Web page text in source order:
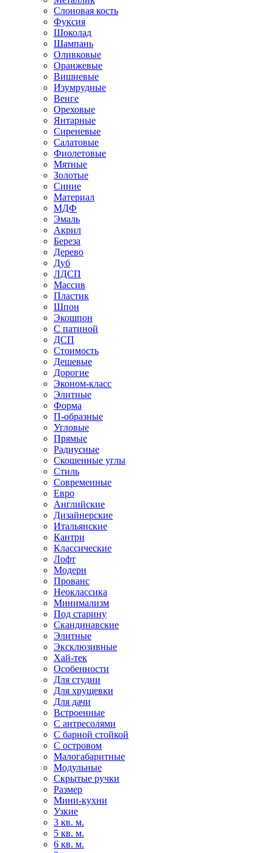
Слоновая кость
Фуксия
Шоколад
Шампань
Оливковые
Оранжевые
Вишневые
Изумрудные
Венге
Ореховые
Янтарные
Сиреневые
Салатовые
Фиолетовые
Мятные
Золотые
Синие
Материал
МДФ
Эмаль
Акрил
Береза
Дерево
Дуб
ЛДСП
Массив
Пластик
Шпон
Экошпон
С патиной
ДСП
Стоимость
Дешевые
Дорогие
Эконом-класс
Элитные
Форма
П-образные
Угловые
Прямые
Радиусные
Скошенные углы
Стиль
Современные
Евро
Английские
Дизайнерские
Итальянские
Кантри
Классические
Лофт
Модерн
Прованс
Неоклассика
Минимализм
Под старину
Скандинавские
Элитные
Эксклюзивные
Хай-тек
Особенности
Для студии
Для хрущевки
Для дачи
Встроенные
С антресолями
С барной стойкой
С островом
Малогабаритные
Модульные
Скрытые ручки
Размер
Мини-кухни
Узкие
3 кв. м.
5 кв. м.
6 кв. м.